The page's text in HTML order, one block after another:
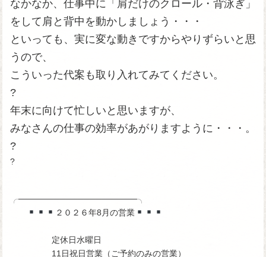
なかなか、仕事中に「肩だけのクロール・背泳ぎ」
をして肩と背中を動かしましょう・・・
といっても、実に変な動きですからやりずらいと思
うので、
こういった代案も取り入れてみてください。
?
年末に向けて忙しいと思いますが、
みなさんの仕事の効率があがりますように・・・。
?
?
╭────────────────────╮
２０２６年8月の営業
定休日水曜日
11日祝日営業（ご予約のみの営業）